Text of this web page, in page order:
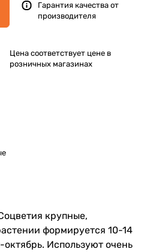
Гарантия качества от
производителя
Цена соответствует цене в
розничных магазинах
крупные,
формируется 10-14
октябрь. Используют очень